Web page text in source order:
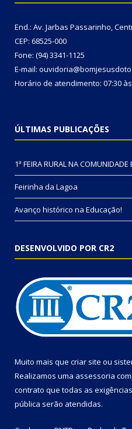
End.: Av. Jarbas Passarinho,
CEP: 68525-000
Fone: (94) 3341-1125
E-mail:
Horário de atendimento: 07:30
ÚLTIMAS PUBLICAÇÕES
1ª FEIRA RURAL NA COMUNIDADE
Feirinha da Lagoa
Avanço histórico na Educação!
DESENVOLVIDO POR CR2
Muito mais que criar site ou
Realizamos uma assessoria
contrato que todas as
pública serão atendidas.